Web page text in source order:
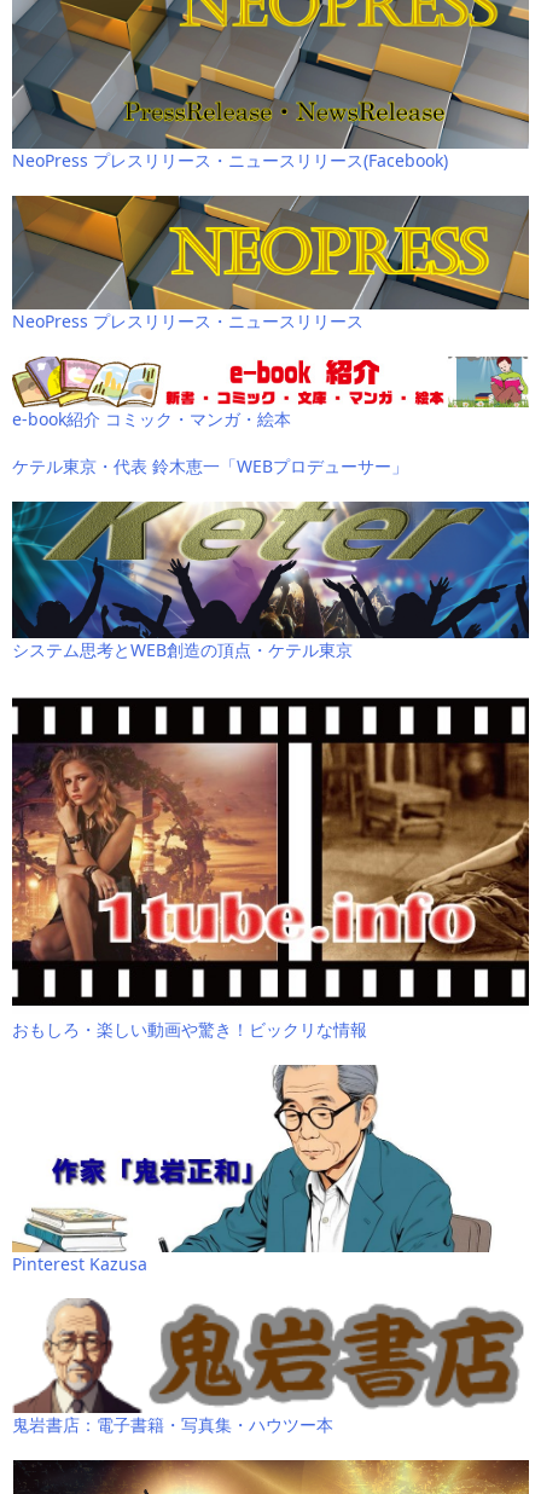
NeoPress プレスリリース・ニュースリリース(Facebook)
NeoPress プレスリリース・ニュースリリース
e-book紹介 コミック・マンガ・絵本
ケテル東京・代表 鈴木恵一「WEBプロデューサー」
システム思考とWEB創造の頂点・ケテル東京
おもしろ・楽しい動画や驚き！ビックリな情報
Pinterest Kazusa
鬼岩書店：電子書籍・写真集・ハウツー本